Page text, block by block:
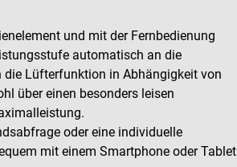
und mit der Fernbedienung
automatisch an die
die Lüfterfunktion in Abhängigkeit von
über einen besonders leisen
oder eine individuelle
mit einem Smartphone oder Tablet